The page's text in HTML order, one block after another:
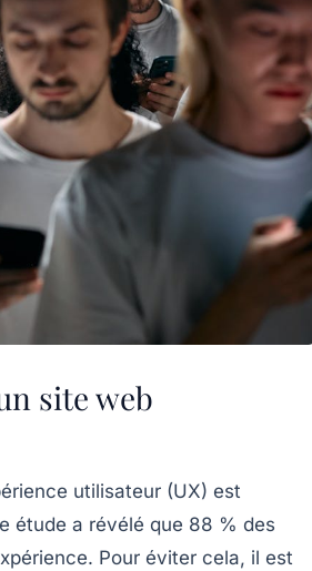
site web
utilisateur (UX) est
étude a révélé que 88 % des
Pour éviter cela, il est